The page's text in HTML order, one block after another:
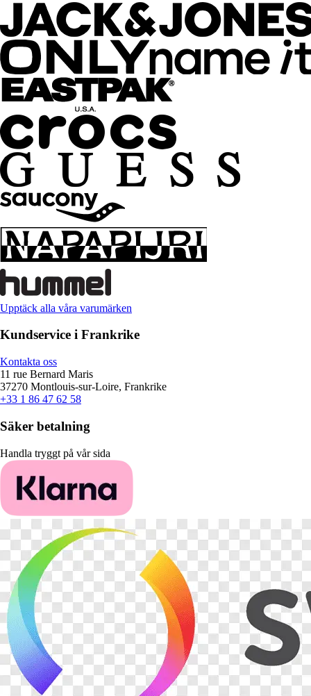
Upptäck alla våra varumärken
Kundservice i Frankrike
Kontakta oss
11 rue Bernard Maris
37270 Montlouis-sur-Loire, Frankrike
+33 1 86 47 62 58
Säker betalning
Handla tryggt på vår sida